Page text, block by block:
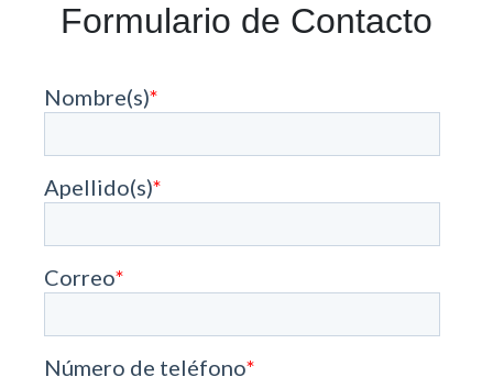
Formulario de Contacto